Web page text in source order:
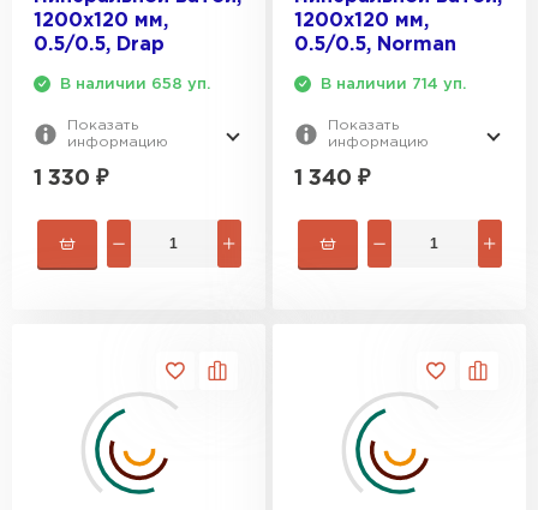
1200х120 мм,
0.5/0.5, Drap
В наличии 658 уп.
Показать
информацию
1 330 ₽
1200х120 мм,
0.5/0.5, Norman
В наличии 714 уп.
Показать
информацию
1 340 ₽